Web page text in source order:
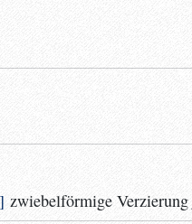
zwiebelförmige Verzierung